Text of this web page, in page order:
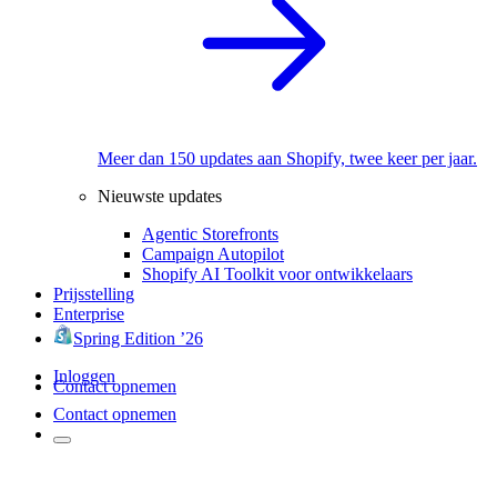
Meer dan 150 updates aan Shopify, twee keer per jaar.
Nieuwste updates
Agentic Storefronts
Campaign Autopilot
Shopify AI Toolkit voor ontwikkelaars
Prijsstelling
Enterprise
Spring Edition ’26
Inloggen
Contact opnemen
Contact opnemen